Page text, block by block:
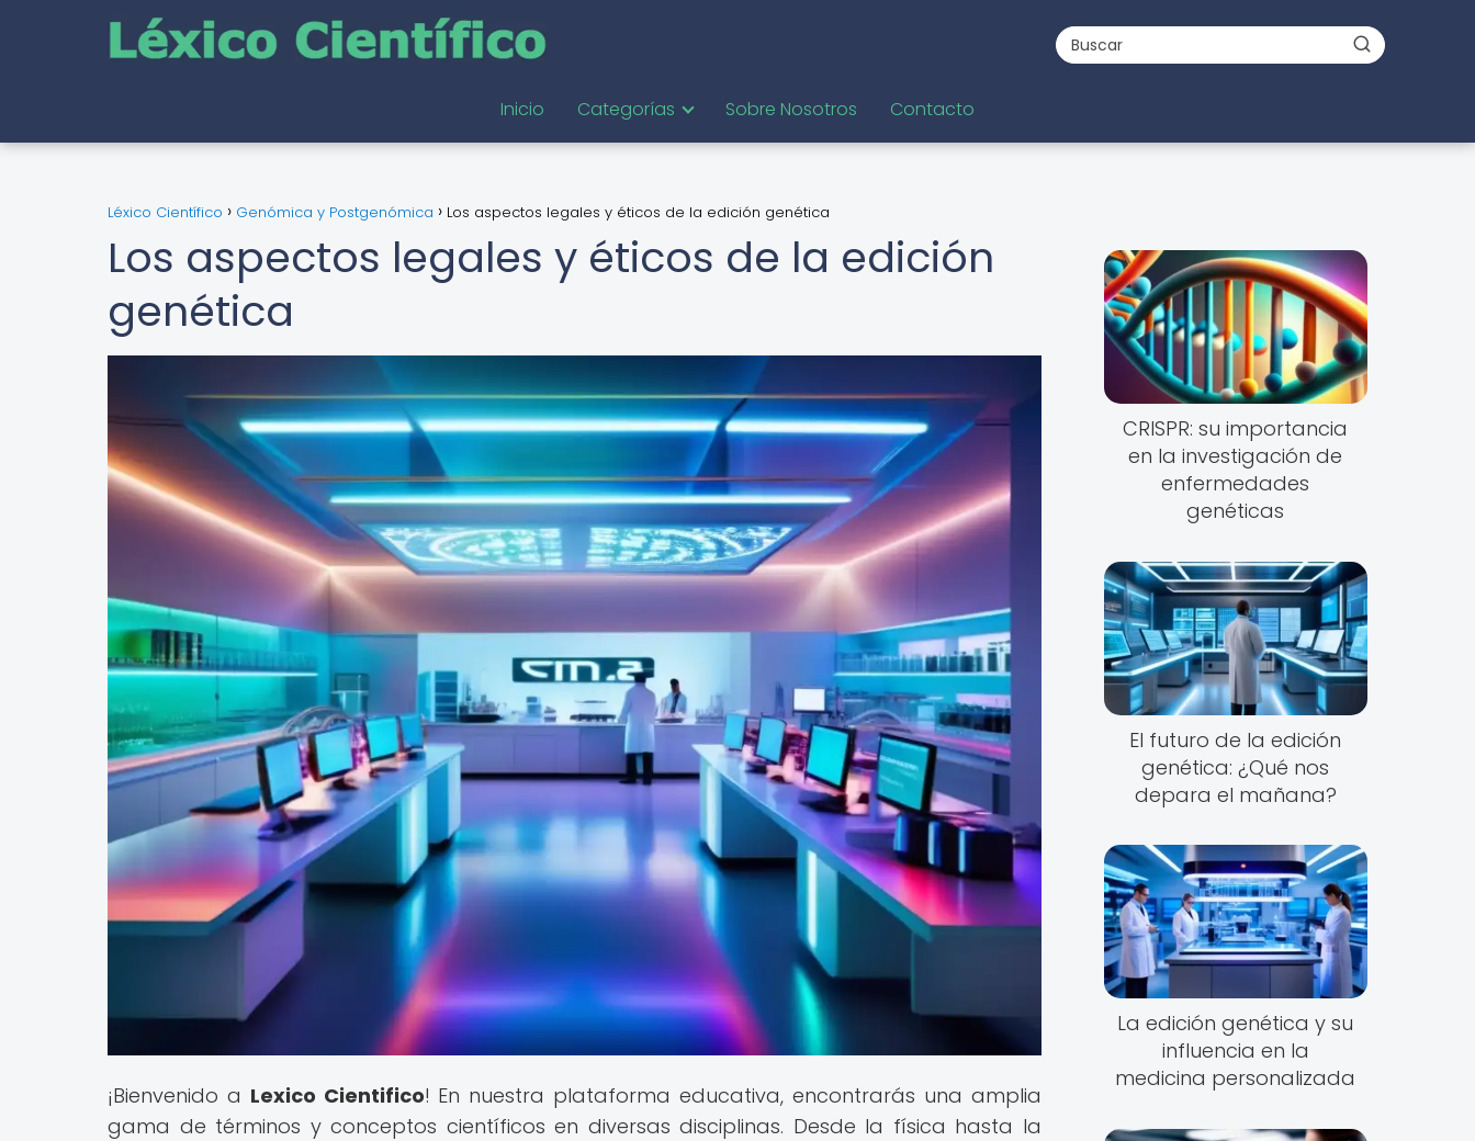
Inicio Categorías Sobre Nosotros Contacto
Léxico Científico Genómica y Postgenómica Los aspectos legales y éticos de la edición genética
Los aspectos legales y éticos de la edición
genética
¡Bienvenido a Lexico Cientifico! En nuestra plataforma educativa, encontrarás una amplia
gama de términos y conceptos científicos en diversas disciplinas. Desde la física hasta la
CRISPR: su importancia
en la investigación de
enfermedades
genéticas
El futuro de la edición
genética: ¿Qué nos
depara el mañana?
La edición genética y su
influencia en la
medicina personalizada